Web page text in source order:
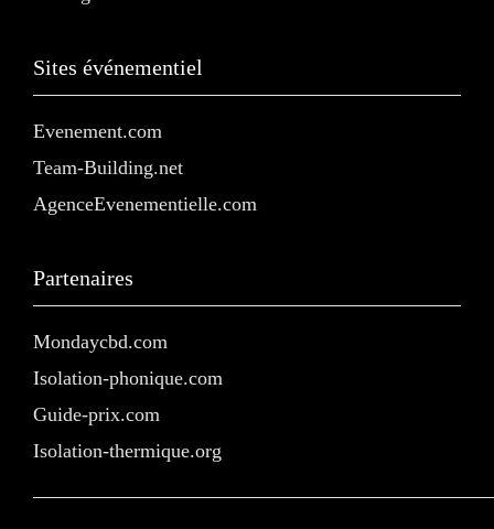
Sites événementiel
Evenement.com
Team-Building.net
AgenceEvenementielle.com
Partenaires
Mondaycbd.com
Isolation-phonique.com
Guide-prix.com
Isolation-thermique.org